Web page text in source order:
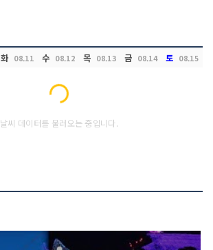
화 08.11 수 08.12 목 08.13 금 08.14 토 08.15
Loading...
날씨 데이터를 불러오는 중입니다.